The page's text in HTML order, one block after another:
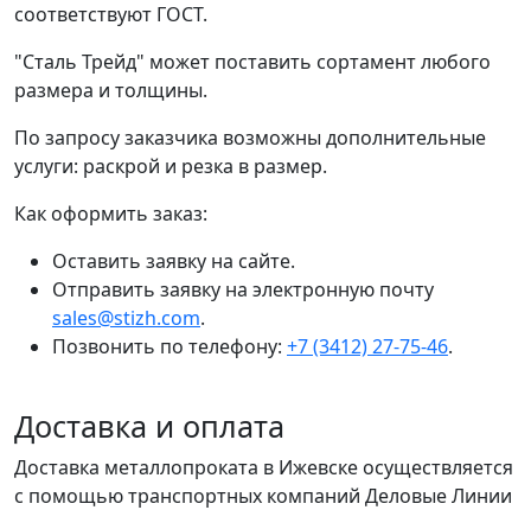
соответствуют ГОСТ.
"Сталь Трейд" может поставить сортамент любого
размера и толщины.
По запросу заказчика возможны дополнительные
услуги: раскрой и резка в размер.
Как оформить заказ:
Оставить заявку на сайте.
Отправить заявку на электронную почту
sales@stizh.com.
Позвонить по телефону: +7 (3412) 27-75-46.
Доставка и оплата
Доставка металлопроката в Ижевске осуществляется
с помощью транспортных компаний Деловые Линии